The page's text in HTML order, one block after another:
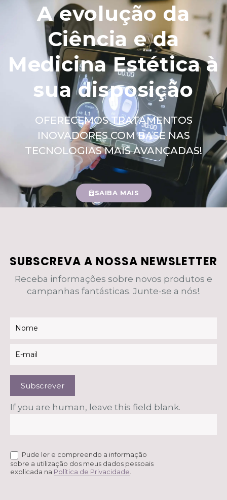
A evolução da
Ciência e da
Medicina Estética à
sua disposição
OFERECEMOS TRATAMENTOS
INOVADORES COM BASE NAS
TECNOLOGIAS MAIS AVANÇADAS!
SAIBA MAIS
SUBSCREVA A NOSSA NEWSLETTER
Receba informações sobre novos produtos e
campanhas fantásticas. Junte-se a nós!.
Newsletter
Pude ler e compreendo a informação
sobre a utilização dos meus dados pessoais
explicada na Política de Privacidade
Subscrever
If you are human, leave this field blank.